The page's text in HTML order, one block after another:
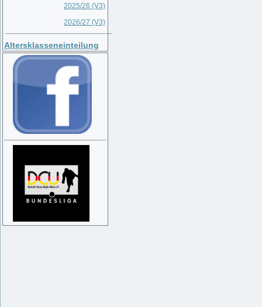
2025/26 (V3)
2026/27 (V3)
Altersklasseneinteilung